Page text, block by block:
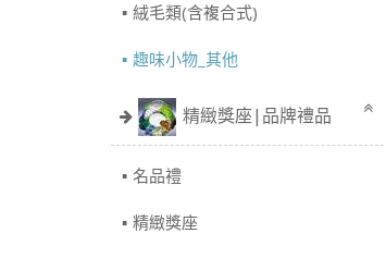
絨毛類(含複合式)
趣味小物_其他
精緻獎座|品牌禮品
名品禮
精緻獎座